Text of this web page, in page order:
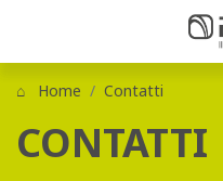
Home Contatti
CONTATTI